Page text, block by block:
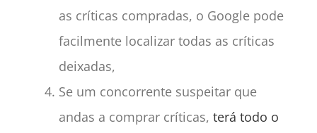
as críticas compradas, o Google pode
facilmente localizar todas as críticas
deixadas,
Se um concorrente suspeitar que
andas a comprar críticas, terá todo o